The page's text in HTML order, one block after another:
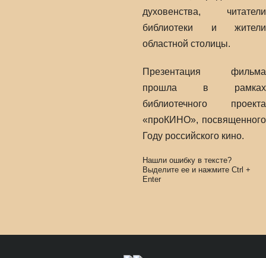
духовенства, читатели
библиотеки и жители
областной столицы.
Презентация фильма
прошла в рамках
библиотечного проекта
«проКИНО», посвященного
Году российского кино.
Нашли ошибку в тексте?
Выделите ее и нажмите Ctrl +
Enter